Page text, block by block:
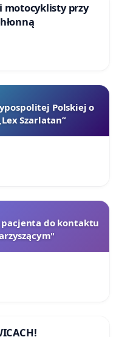
motocyklisty przy
Polskiej o
Szarlatan”
do kontaktu